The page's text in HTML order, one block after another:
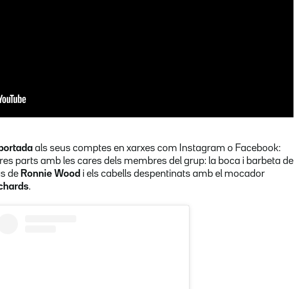
als seus comptes en xarxes com Instagram o Facebook:
parts amb les cares dels membres del grup: la boca i barbeta de
de Ronnie Wood i els cabells despentinats amb el mocador
.